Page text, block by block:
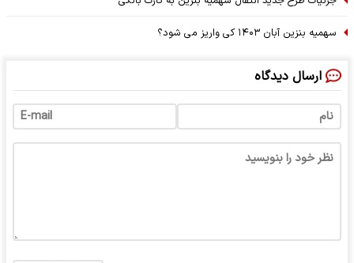
سهمیه بنزین آبان ۱۴۰۳ کی واریز می شود؟
ارسال دیدگاه